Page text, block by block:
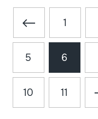
1
5 6
10 11